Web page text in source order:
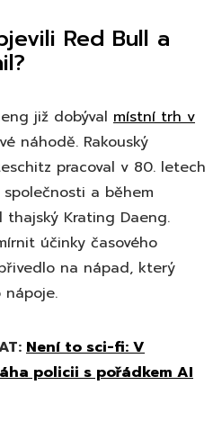
Red Bull a
již dobýval místní trh v
náhodě. Rakouský
pracoval v 80. letech
a během
Krating Daeng.
účinky časového
na nápad, který
Není to sci-fi: V
policii s pořádkem AI